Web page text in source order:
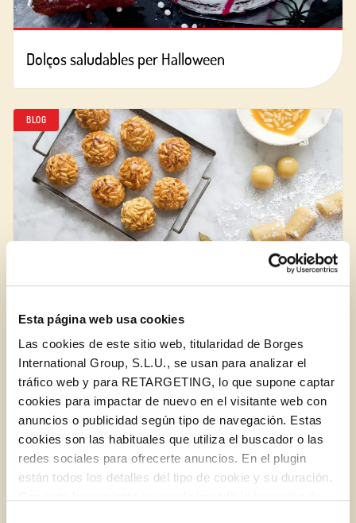
Esta página web usa cookies
Las cookies de este sitio web, titularidad de Borges
International Group, S.L.U., se usan para analizar el
tráfico web y para RETARGETING, lo que supone captar
cookies para impactar de nuevo en el visitante web con
anuncios o publicidad según tipo de navegación. Estas
cookies son las habituales que utiliza el buscador o las
redes sociales para ofrecerte anuncios. En el plugin
están todos los detalles del tipo de cookie y su duración.
Dolços saludables per Halloween
BLOG
Els quatre tradicionals de la diada de Tots Sants
BLOG
Iniciar sessió amb Google